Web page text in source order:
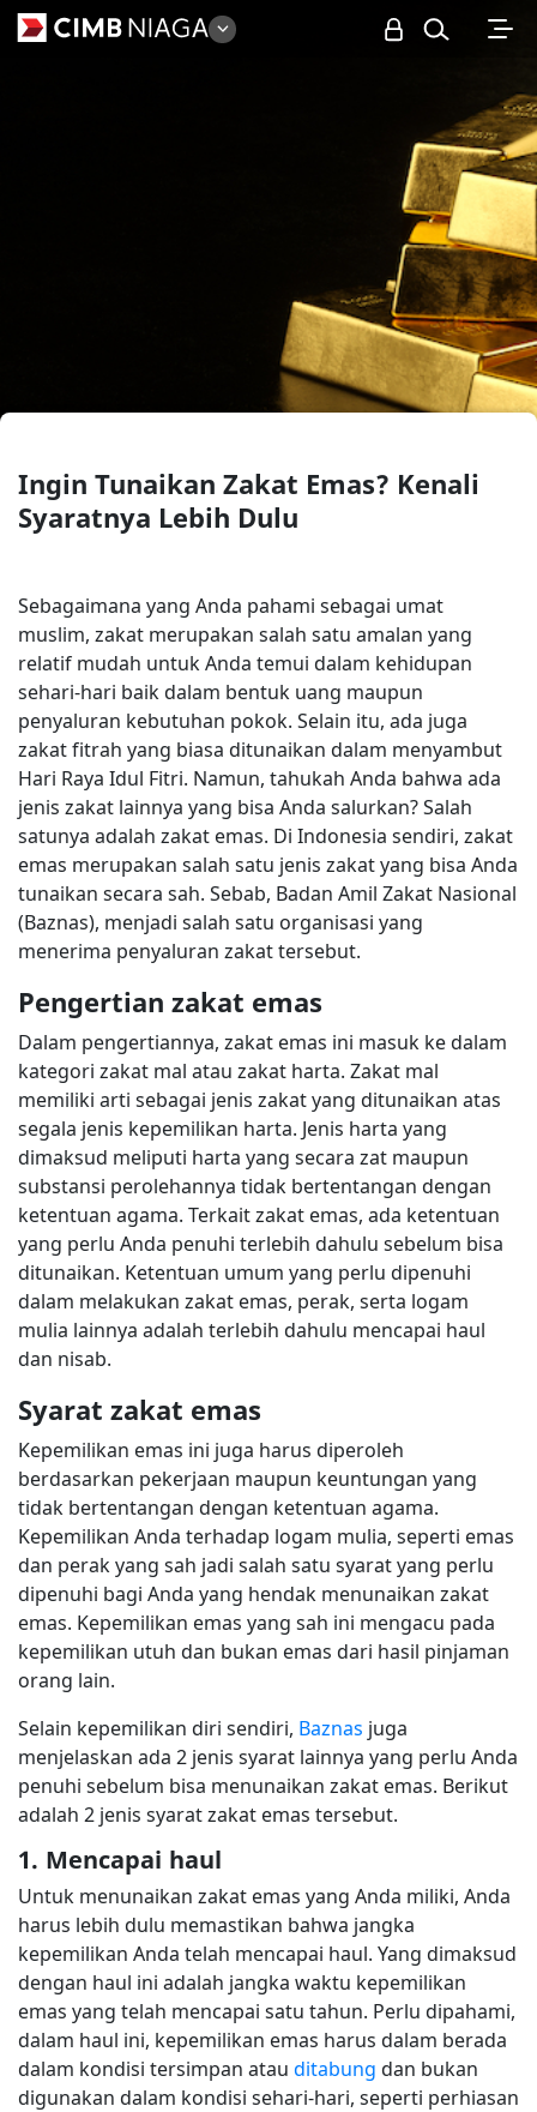
Personal
Ingin Tunaikan Zakat Emas? Kenali
Syaratnya Lebih Dulu
Sebagaimana yang Anda pahami sebagai umat
muslim, zakat merupakan salah satu amalan yang
relatif mudah untuk Anda temui dalam kehidupan
sehari-hari baik dalam bentuk uang maupun
penyaluran kebutuhan pokok. Selain itu, ada juga
zakat fitrah yang biasa ditunaikan dalam menyambut
Hari Raya Idul Fitri. Namun, tahukah Anda bahwa ada
jenis zakat lainnya yang bisa Anda salurkan? Salah
satunya adalah zakat emas. Di Indonesia sendiri, zakat
emas merupakan salah satu jenis zakat yang bisa Anda
tunaikan secara sah. Sebab, Badan Amil Zakat Nasional
(Baznas), menjadi salah satu organisasi yang
menerima penyaluran zakat tersebut.
Pengertian zakat emas
Dalam pengertiannya, zakat emas ini masuk ke dalam
kategori zakat mal atau zakat harta. Zakat mal
memiliki arti sebagai jenis zakat yang ditunaikan atas
segala jenis kepemilikan harta. Jenis harta yang
dimaksud meliputi harta yang secara zat maupun
substansi perolehannya tidak bertentangan dengan
ketentuan agama. Terkait zakat emas, ada ketentuan
yang perlu Anda penuhi terlebih dahulu sebelum bisa
ditunaikan. Ketentuan umum yang perlu dipenuhi
dalam melakukan zakat emas, perak, serta logam
mulia lainnya adalah terlebih dahulu mencapai haul
dan nisab.
Syarat zakat emas
Kepemilikan emas ini juga harus diperoleh
berdasarkan pekerjaan maupun keuntungan yang
tidak bertentangan dengan ketentuan agama.
Kepemilikan Anda terhadap logam mulia, seperti emas
dan perak yang sah jadi salah satu syarat yang perlu
dipenuhi bagi Anda yang hendak menunaikan zakat
emas. Kepemilikan emas yang sah ini mengacu pada
kepemilikan utuh dan bukan emas dari hasil pinjaman
orang lain.
Selain kepemilikan diri sendiri, Baznas juga
menjelaskan ada 2 jenis syarat lainnya yang perlu Anda
penuhi sebelum bisa menunaikan zakat emas. Berikut
adalah 2 jenis syarat zakat emas tersebut.
1. Mencapai haul
Untuk menunaikan zakat emas yang Anda miliki, Anda
harus lebih dulu memastikan bahwa jangka
kepemilikan Anda telah mencapai haul. Yang dimaksud
dengan haul ini adalah jangka waktu kepemilikan
emas yang telah mencapai satu tahun. Perlu dipahami,
dalam haul ini, kepemilikan emas harus dalam berada
dalam kondisi tersimpan atau ditabung dan bukan
digunakan dalam kondisi sehari-hari, seperti perhiasan